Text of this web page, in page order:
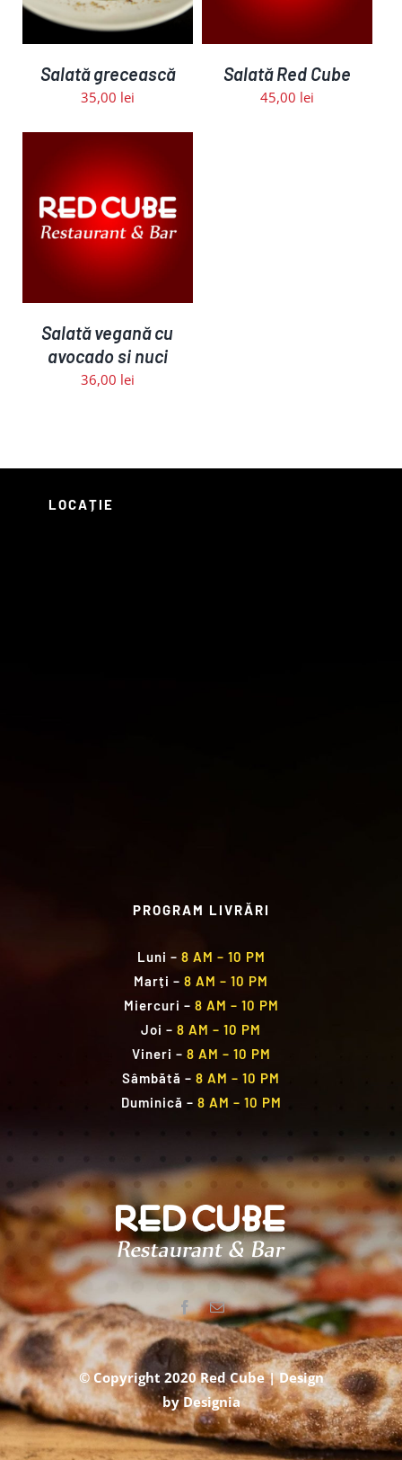
Salată grecească
35,00 lei
Salată Red Cube
45,00 lei
Salată vegană cu
avocado si nuci
36,00 lei
LOCAȚIE
PROGRAM LIVRĂRI
Luni – 8 AM – 10 PM
Marți – 8 AM – 10 PM
Miercuri – 8 AM – 10 PM
Joi – 8 AM – 10 PM
Vineri – 8 AM – 10 PM
Sâmbătă – 8 AM – 10 PM
Duminică – 8 AM – 10 PM
© Copyright 2020 Red Cube | Design
byDesignia